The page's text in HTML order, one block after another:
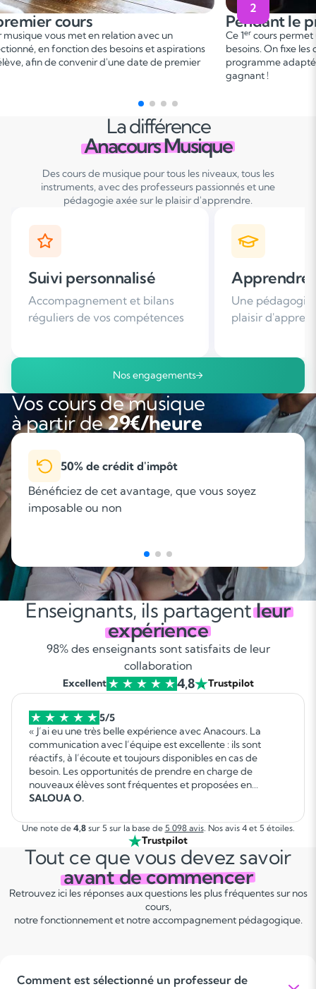
cours
musique vous met en relation avec un
en fonction des besoins et aspirations
afin de convenir d'une date de premier
2
Pendant le
Ce 1er cours permet
besoins. On fixe les
programme
gagnant !
La différence
Anacours Musique
Des cours de musique pour tous les niveaux, tous les
instruments, avec des professeurs passionnés et une
pédagogie axée sur le plaisir d'apprendre.
Apprendre avec plaisir
Une pédagogie basée sur le
plaisir d'apprendre
Plus de
nous
Nos engagements
Vos cours de musique
à partir de29€/heure
50% de crédit d'impôt
Bénéficiez de cet avantage, que vous soyez
imposable ou non
Enseignants, ils partagentleur
expérience
98% des enseignants sont satisfaits de leur
collaboration
Excellent 4,8 Trustpilot
5/5
« J’ai eu une très belle expérience avec Anacours. La
communication avec l’équipe est excellente : ils sont
réactifs, à l’écoute et toujours disponibles en cas de
besoin. Les opportunités de prendre en charge de
nouveaux élèves sont fréquentes et proposées en
fonction de mes disponibilités, ce qui permet d’organiser
sérieuse, flexible et agréable que je recommande sans
SALOUA O.
Une note de 4,8sur 5 sur la base de 5 098 avis. Nos avis 4 et 5 étoiles.
Trustpilot
Tout ce que vous devez savoir
avant de commencer
Retrouvez ici les réponses aux questions les plus fréquentes sur nos
cours,
notre fonctionnement et notre accompagnement pédagogique.
Comment est sélectionné un professeur de